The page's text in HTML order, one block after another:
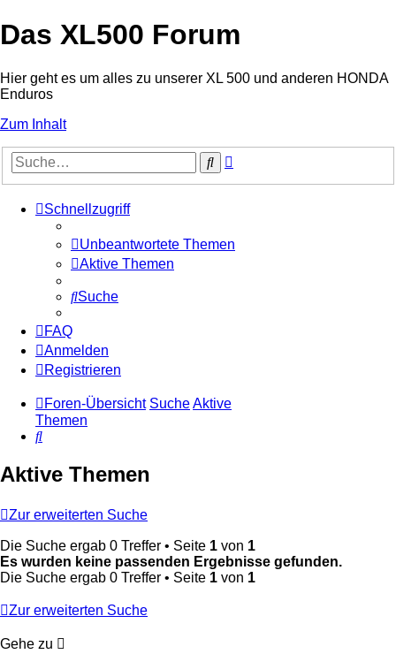
Das XL500 Forum
Hier geht es um alles zu unserer XL 500 und anderen HONDA
Enduros
Zum Inhalt
Suche
Schnellzugriff
Unbeantwortete Themen
Aktive Themen
Suche
FAQ
Anmelden
Registrieren
Foren-Übersicht SucheAktive
Themen
Suche
Aktive Themen
Zur erweiterten Suche
Die Suche ergab 0 Treffer • Seite 1 von 1
Es wurden keine passenden Ergebnisse gefunden.
Die Suche ergab 0 Treffer • Seite 1 von 1
Zur erweiterten Suche
Gehe zu